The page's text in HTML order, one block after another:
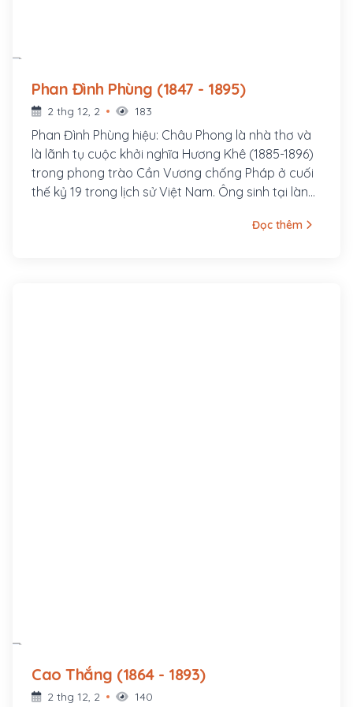
Phan Đình Phùng (1847 - 1895)
2 thg 12, 2 183
Phan Đình Phùng hiệu: Châu Phong là nhà thơ và
là lãnh tụ cuộc khởi nghĩa Hương Khê (1885-1896)
trong phong trào Cần Vương chống Pháp ở cuối
thế kỷ 19 trong lịch sử Việt Nam. Ông sinh tại làng
phủ Đức Thọ, tỉnh Hà Tĩnh (nay là xã Tùng Ảnh
Đọc thêm
Cao Thắng (1864 - 1893)
2 thg 12, 2 140